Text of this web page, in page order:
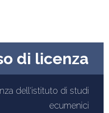
Master
Presentazione ed
dialogo interreligioso e